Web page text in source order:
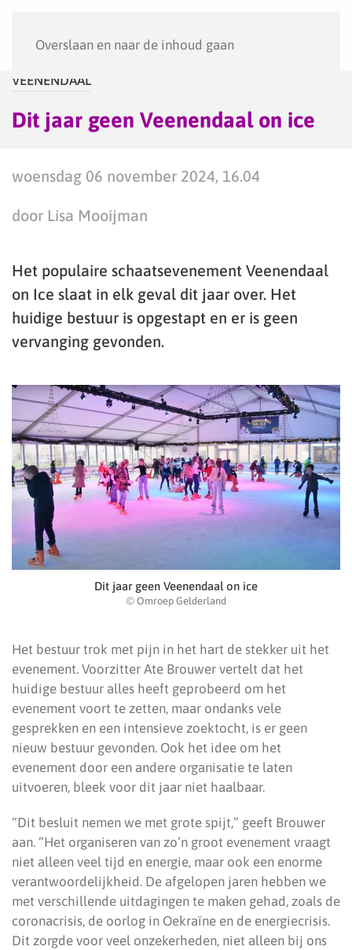
Overslaan en naar de inhoud gaan
VEENENDAAL
Dit jaar geen Veenendaal on ice
woensdag 06 november 2024, 16.04
door Lisa Mooijman
Het populaire schaatsevenement Veenendaal
on Ice slaat in elk geval dit jaar over. Het
huidige bestuur is opgestapt en er is geen
vervanging gevonden.
Dit jaar geen Veenendaal on ice
© Omroep Gelderland
Het bestuur trok met pijn in het hart de stekker uit het
evenement. Voorzitter Ate Brouwer vertelt dat het
huidige bestuur alles heeft geprobeerd om het
evenement voort te zetten, maar ondanks vele
gesprekken en een intensieve zoektocht, is er geen
nieuw bestuur gevonden. Ook het idee om het
evenement door een andere organisatie te laten
uitvoeren, bleek voor dit jaar niet haalbaar.
“Dit besluit nemen we met grote spijt,” geeft Brouwer
aan. “Het organiseren van zo’n groot evenement vraagt
niet alleen veel tijd en energie, maar ook een enorme
verantwoordelijkheid. De afgelopen jaren hebben we
met verschillende uitdagingen te maken gehad, zoals de
coronacrisis, de oorlog in Oekraïne en de energiecrisis.
Dit zorgde voor veel onzekerheden, niet alleen bij ons